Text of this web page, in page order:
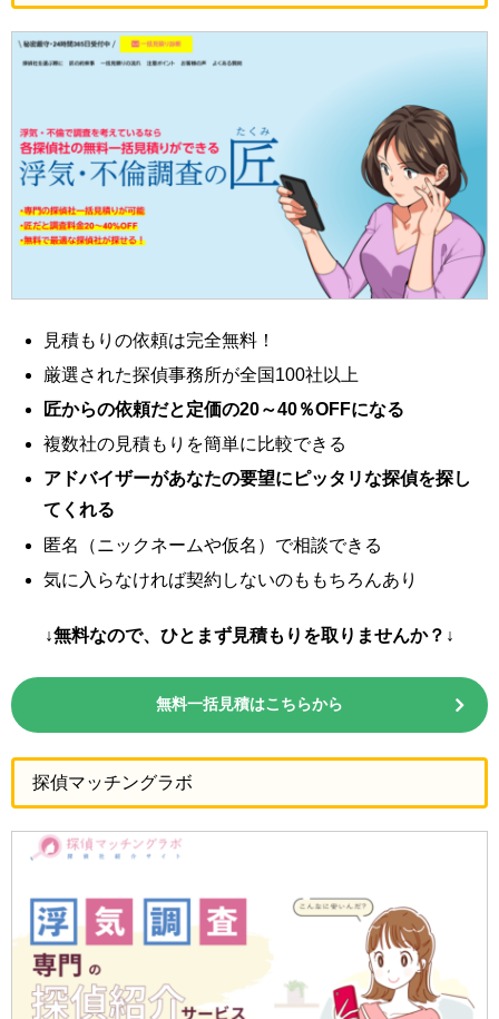
見積もりの依頼は完全無料！
厳選された探偵事務所が全国100社以上
匠からの依頼だと定価の20～40％OFFになる
複数社の見積もりを簡単に比較できる
アドバイザーがあなたの要望にピッタリな探偵を探し
てくれる
匿名（ニックネームや仮名）で相談できる
気に入らなければ契約しないのももちろんあり
↓無料なので、ひとまず見積もりを取りませんか？↓
無料一括見積はこちらから
探偵マッチングラボ